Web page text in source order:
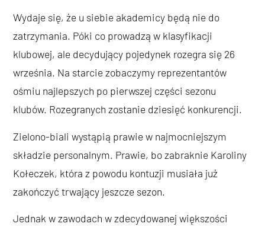
Wydaje się, że u siebie akademicy będą nie do
zatrzymania. Póki co prowadzą w klasyfikacji
klubowej, ale decydujący pojedynek rozegra się 26
września. Na starcie zobaczymy reprezentantów
ośmiu najlepszych po pierwszej części sezonu
klubów. Rozegranych zostanie dziesięć konkurencji.
Zielono-biali wystąpią prawie w najmocniejszym
składzie personalnym. Prawie, bo zabraknie Karoliny
Kołeczek, która z powodu kontuzji musiała już
zakończyć trwający jeszcze sezon.
Jednak w zawodach w zdecydowanej większości